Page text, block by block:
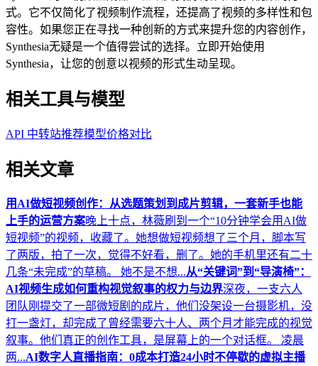
式。它不仅简化了视频制作流程，还提高了视频的多样性和包
容性。如果您正在寻找一种创新的方式来提升您的内容创作，
Synthesia无疑是一个值得尝试的选择。立即开始使用
Synthesia，让您的创意以视频的形式生动呈现。
相关工具与模型
API 中转站推荐模型价格对比
相关文章
用AI做短视频创作：从选题策划到成片剪辑，一套新手也能
上手的运营方案晚上十点，林薇刷到一个“10分钟学会用AI做
短视频”的视频，收藏了。她想做短视频想了三个月，脚本写
了两版，拍了一次，觉得不好看，删了。她的手机里还有二十
几条“未完成”的草稿。 她不是不想...从“关键词”到“导演椅”：
AI视频生成如何重构视觉叙事的权力与边界深夜，一支六人
团队刚提交了一部微短剧的成片，他们没架设一台摄影机，没
打一盏灯，却完成了曾经需要六十人、两个月才能完成的视觉
叙事。他们真正的创作工具，是屏幕上的一个对话框。 凌晨
两...AI数字人直播指南：0成本打造24小时不停歇的虚拟主播